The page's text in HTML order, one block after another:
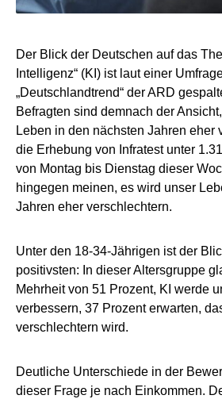
Der Blick der Deutschen auf das
Intelligenz“ (KI) ist laut einer
„Deutschlandtrend“ der ARD
Befragten sind demnach der
Leben in den nächsten Jahren eher
die Erhebung von Infratest unter
von Montag bis Dienstag dieser
hingegen meinen, es wird unser
Jahren eher verschlechtern.
Unter den 18-34-Jährigen ist der
positivsten: In dieser Altersgruppe
Mehrheit von 51 Prozent, KI werde
verbessern, 37 Prozent erwarten,
verschlechtern wird.
Deutliche Unterschiede in der
dieser Frage je nach Einkommen.